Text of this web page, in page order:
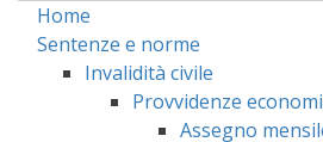
Home
Sentenze e norme
Invalidità civile
Provvidenze
Assegno